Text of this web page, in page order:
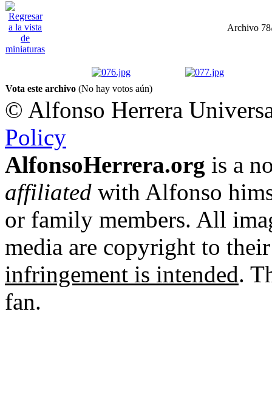
Archivo
Vota este archivo (No hay votos aún)
© Alfonso Herrera
Policy
AlfonsoHerrera.org is a
affiliated with Alfonso
or family members. All
media are copyright to
infringement is intended.
fan.